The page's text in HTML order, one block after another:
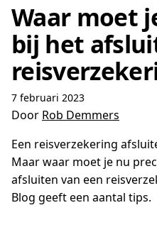
Waar moet
bij het
7 februari 2023
Door Rob Demmers
Een reisverzekering
Maar waar moet je nu
afsluiten van een
Blog geeft een aantal tips.